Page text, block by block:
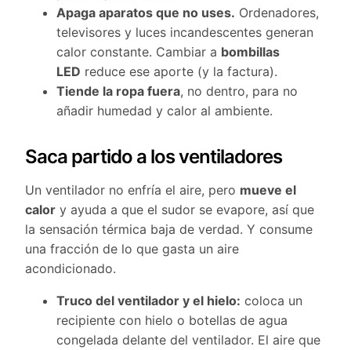
Apaga aparatos que no uses. Ordenadores,
televisores y luces incandescentes generan
calor constante. Cambiar a bombillas
LED reduce ese aporte (y la factura).
Tiende la ropa fuera, no dentro, para no
añadir humedad y calor al ambiente.
Saca partido a los ventiladores
Un ventilador no enfría el aire, pero mueve el
calor y ayuda a que el sudor se evapore, así que
la sensación térmica baja de verdad. Y consume
una fracción de lo que gasta un aire
acondicionado.
Truco del ventilador y el hielo: coloca un
recipiente con hielo o botellas de agua
congelada delante del ventilador. El aire que